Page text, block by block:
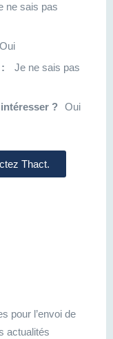
ne sais pas
Oui
Je ne sais pas
? Oui
Thact.
pour l’envoi de
actualités